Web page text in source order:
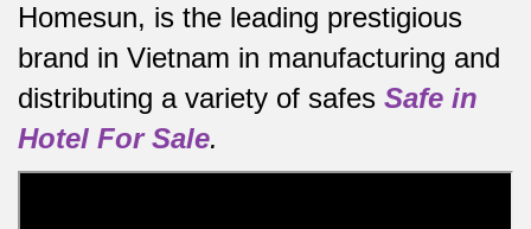
Homesun, is the leading prestigious
brand in Vietnam in manufacturing and
distributing a variety of safes Safe in
Hotel For Sale.